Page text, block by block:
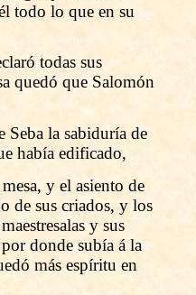
todo lo que en su
todas sus
quedó que Salomón
Seba la sabiduría de
había edificado,
y el asiento de
de sus criados, y los
y sus
donde subía á la
más espíritu en